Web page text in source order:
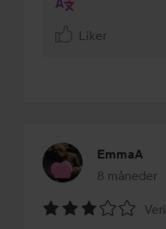
Liker
EmmaA
8 måneder
Innlegget